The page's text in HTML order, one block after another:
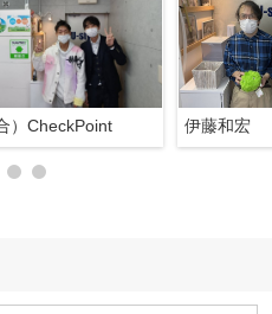
）CheckPoint 伊藤和宏